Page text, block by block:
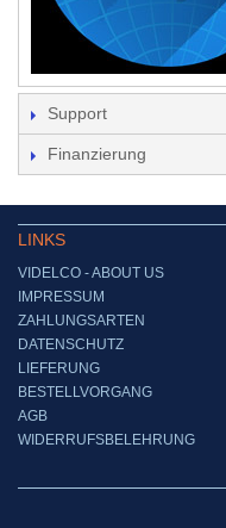
Support
Finanzierung
LINKS
VIDELCO - ABOUT US
IMPRESSUM
ZAHLUNGSARTEN
DATENSCHUTZ
LIEFERUNG
BESTELLVORGANG
AGB
WIDERRUFSBELEHRUNG